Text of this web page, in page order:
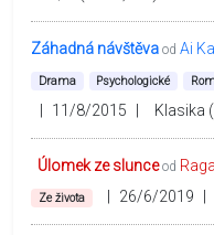
Záhadná návštěva od Ai
Drama Psychologické
11/8/2015 Klasika
Úlomek ze slunceod
Ze života 26/6/2019